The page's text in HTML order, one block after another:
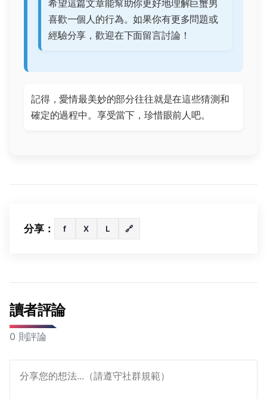
希望這篇文章能幫助你更好地理解巨蟹男
喜歡一個人的行為。如果你有更多問題或
經驗分享，歡迎在下面留言討論！
記得，愛情最美妙的部分往往就是在這些猜測和
確定的過程中。享受當下，珍惜眼前人吧。
分享： f X L 🔗
讀者評論
0 則評論